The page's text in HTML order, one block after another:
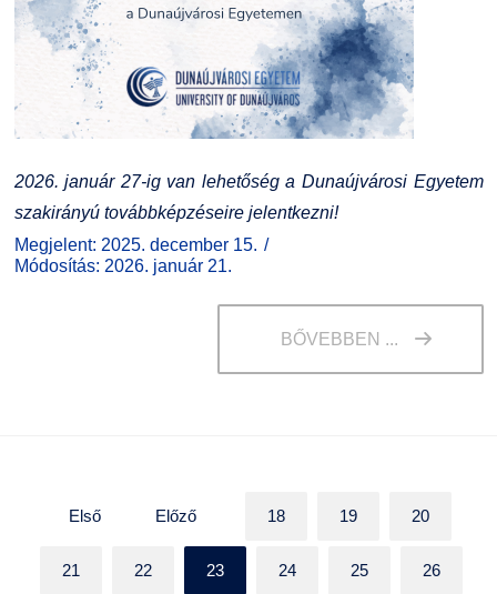
2026. január 27-ig van lehetőség a Dunaújvárosi Egyetem
szakirányú továbbképzéseire jelentkezni!
Megjelent: 2025. december 15.
Módosítás: 2026. január 21.
BŐVEBBEN ...
Első Előző 18 19 20
21 22 23 24 25 26